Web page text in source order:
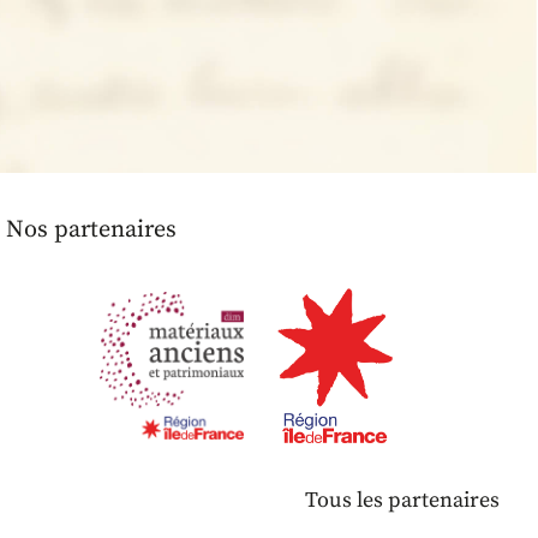
Nos partenaires
Tous les partenaires